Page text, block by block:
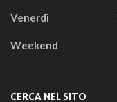
Venerdì
Weekend
CERCA NEL SITO